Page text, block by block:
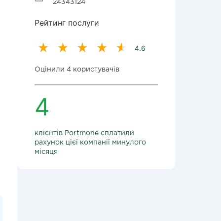
24343124
Рейтинг послуги
4.6
Оцінили 4 користувачів
4
клієнтів Portmone сплатили
рахунок цієї компанії минулого
місяця